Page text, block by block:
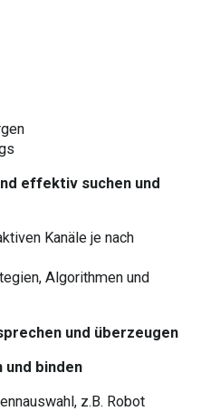
effektiv suchen und
Kanäle je nach
Algorithmen und
und überzeugen
und binden
z.B. Robot